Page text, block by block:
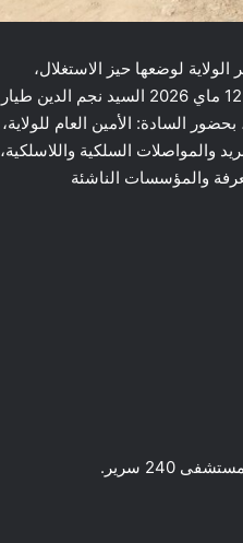
لوضعها حيز الاستغلال،
والوقوف على مدى التكفل بالاحتياجات المعبر عنها من طرف المواطنين، قام اليوم الثلاثاء 12 ماي 2026 السيد نجم الدين طيار
السادة: الأمين العام للولاية،
والمواصلات السلكية واللاسلكية،
والمؤسسات الناشئة